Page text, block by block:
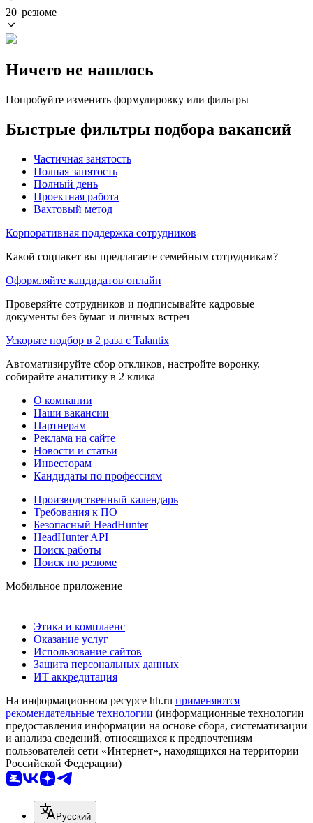
20 резюме
Ничего не нашлось
Попробуйте изменить формулировку или фильтры
Быстрые фильтры подбора вакансий
Частичная занятость
Полная занятость
Полный день
Проектная работа
Вахтовый метод
Корпоративная поддержка сотрудников
Какой соцпакет вы предлагаете семейным сотрудникам?
Оформляйте кандидатов онлайн
Проверяйте сотрудников и подписывайте кадровые
документы без бумаг и личных встреч
Ускорьте подбор в 2 раза с Talantix
Автоматизируйте сбор откликов, настройте воронку,
собирайте аналитику в 2 клика
О компании
Наши вакансии
Партнерам
Реклама на сайте
Новости и статьи
Инвесторам
Кандидаты по профессиям
Производственный календарь
Требования к ПО
Безопасный HeadHunter
HeadHunter API
Поиск работы
Поиск по резюме
Мобильное приложение
Этика и комплаенс
Оказание услуг
Использование сайтов
Защита персональных данных
ИТ аккредитация
На информационном ресурсе hh.ru применяются
рекомендательные технологии (информационные технологии
предоставления информации на основе сбора, систематизации
и анализа сведений, относящихся к предпочтениям
пользователей сети «Интернет», находящихся на территории
Российской Федерации)
Русский